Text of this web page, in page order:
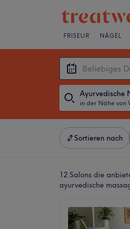
FRISEUR NÄGEL
Ayurvedische
Sortieren nach
12 Salons die
ayurvedische